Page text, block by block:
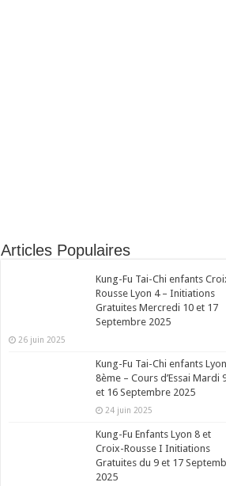
Articles Populaires
Kung-Fu Tai-Chi enfants
Rousse Lyon 4 – Initiations
Gratuites Mercredi 10 et 17
Septembre 2025
26 juin 2025
Kung-Fu Tai-Chi enfants Lyon
8ème – Cours d’Essai Mardi
et 16 Septembre 2025
24 juin 2025
Kung-Fu Enfants Lyon 8 et
Croix-Rousse I Initiations
Gratuites du 9 et 17
2025